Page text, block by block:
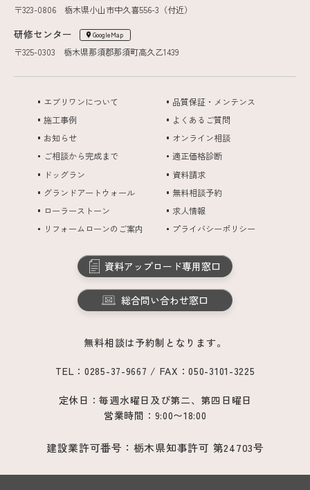
〒323-0806 栃木県小山市中久喜556-3（付近）
研修センター GoogleMap
〒325-0303 栃木県那須郡那須町高久乙1439
エブリワンについて
施工事例
お知らせ
ご相談から完成まで
ドッグラン
グランドアートウォール
ローラーストーン
リフォームローンのご案内
品質保証・メンテンス
よくあるご質問
オンライン相談
適正価格診断
資料請求
無料相談予約
求人情報
プライバシーポリシー
資料アップロード専用窓口
総合問い合わせ窓口
無料相談は予約制となります。
TEL：0285-37-9667 / FAX：050-3101-3225
定休日：毎週水曜日及び第二、第四日曜日
営業時間：9:00〜18:00
建設業許可番号：栃木県知事許可 第24703号